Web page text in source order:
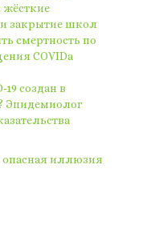
жёсткие
закрытие школ
смертность по
COVIDа
создан в
Эпидемиолог
опасная иллюзия